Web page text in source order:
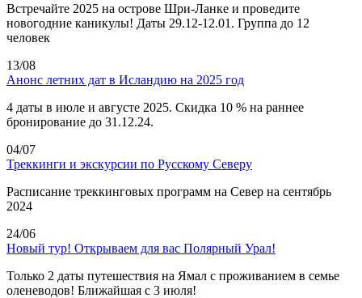
Встречайте 2025 на острове Шри-Ланке и проведите
новогодние каникулы! Даты 29.12-12.01. Группа до 12
человек
13/08
Анонс летних дат в Исландию на 2025 год
4 даты в июле и августе 2025. Скидка 10 % на раннее
бронирование до 31.12.24.
04/07
Треккинги и экскурсии по Русскому Северу
Расписание треккинговых программ на Север на сентябрь
2024
24/06
Новый тур! Открываем для вас Полярный Урал!
Только 2 даты путешествия на Ямал с проживанием в семье
оленеводов! Ближайшая с 3 июля!